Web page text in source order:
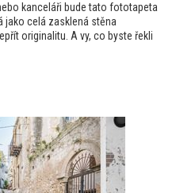
kanceláři bude tato fototapeta
jako celá zasklená stěna
originalitu. A vy, co byste řekli